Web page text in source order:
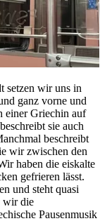
setzen wir uns in
ganz vorne und
einer Griechin auf
sie auch
beschreibt
wir zwischen den
haben die eiskalte
gefrieren lässt.
und steht quasi
wir die
Pausenmusik